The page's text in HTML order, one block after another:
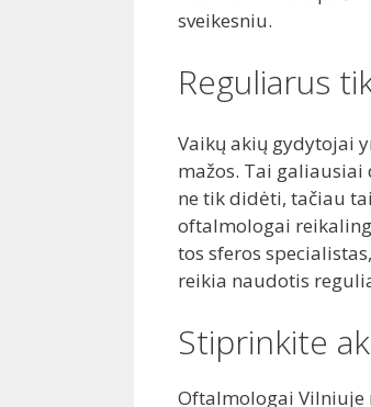
sveikesniu.
Reguliarus
Vaikų akių gydytojai
mažos. Tai
ne tik didėti, tačiau
oftalmologai
tos sferos
reikia naudotis
Stiprinkite
Oftalmologai Vilniuje